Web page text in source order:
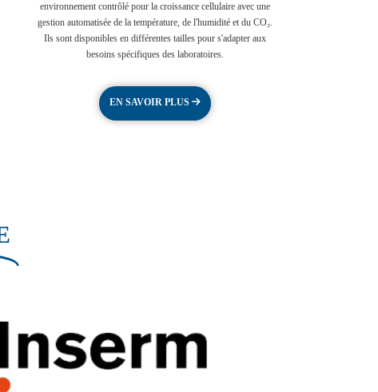
environnement contrôlé pour la croissance cellulaire avec une
gestion automatisée de la température, de l'humidité et du CO₂.
Ils sont disponibles en différentes tailles pour s'adapter aux
besoins spécifiques des laboratoires.
EN SAVOIR PLUS